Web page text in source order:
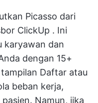
Picasso dari
ClickUp . Ini
karyawan dan
dengan 15+
Daftar atau
beban kerja,
Namun, jika